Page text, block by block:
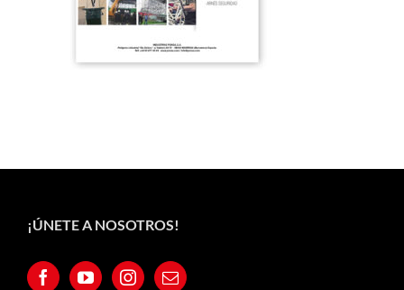
¡ÚNETE A NOSOTROS!